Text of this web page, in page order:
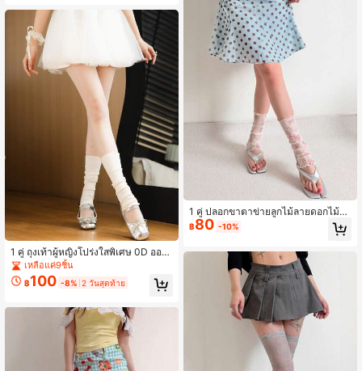
1 คู่ ถุงเท้าผู้หญิงโปร่งใสพิเศษ 0D ออก
ซิเจน สไตล์บัลเล่ต์วินเทจหรูหรา ลายจุด
เหลือแค่9ชิ้น
฿100 -8% 2 วันสุดท้าย
1 คู่ ปลอกขาตาข่ายลูกไม้ลายดอกไม้ระ
บายขอบสำหรับผู้หญิง, ปลอกขากันยุงร
ะบายอากาศได้ดี
฿80 -10%